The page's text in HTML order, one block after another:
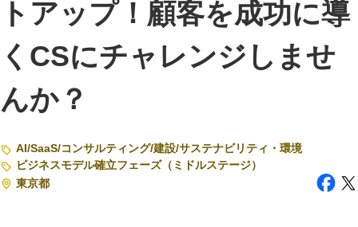
登録者の転職・副業実績
イベント・セミナー
特集記事
トアップ！顧客を成功に導
くCSにチャレンジしませ
んか？
AI/SaaS/コンサルティング/建設/サステナビリティ・環境
ビジネスモデル確立フェーズ（ミドルステージ）
東京都